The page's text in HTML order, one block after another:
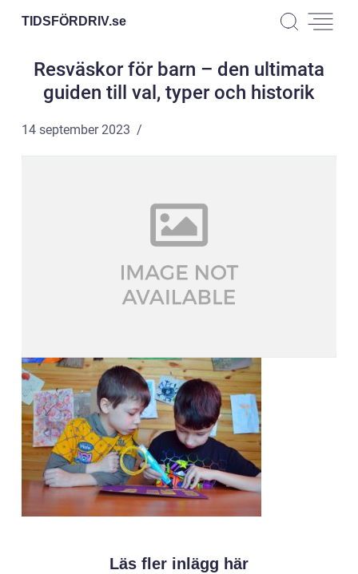
TIDSFÖRDRIV.se
Resväskor för barn – den ultimata
guiden till val, typer och historik
14 september 2023
Läs fler inlägg här